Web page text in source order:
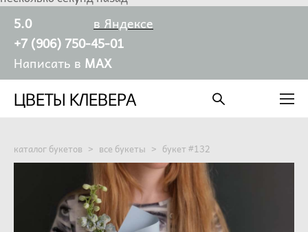
5.0
в Яндексе
+7 (906) 750-45-01
Написать в MAX
ЦВЕТЫ КЛЕВЕРА
каталог букетов > все букеты > букет #132